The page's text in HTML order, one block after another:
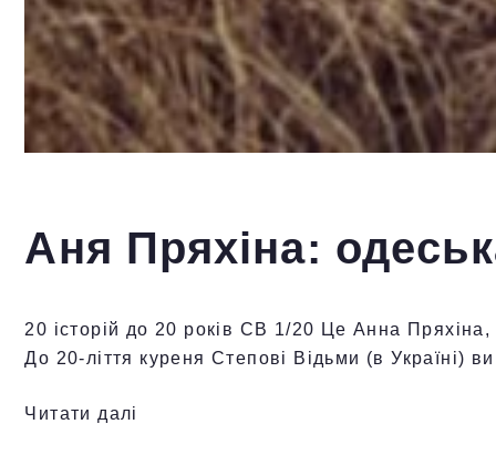
Аня Пряхіна:
20 історій до 20 років СВ 1/20 Це Анна
До 20-ліття куреня Степові Відьми (в Україні)
Читати далі